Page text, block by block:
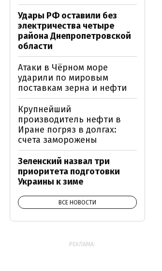
Удары РФ оставили без
электричества четыре
района Днепропетровской
области
Атаки в Чёрном море
ударили по мировым
поставкам зерна и нефти
Крупнейший
производитель нефти в
Иране погряз в долгах:
счета заморожены
Зеленский назвал три
приоритета подготовки
Украины к зиме
ВСЕ НОВОСТИ
РЕКЛАМА: